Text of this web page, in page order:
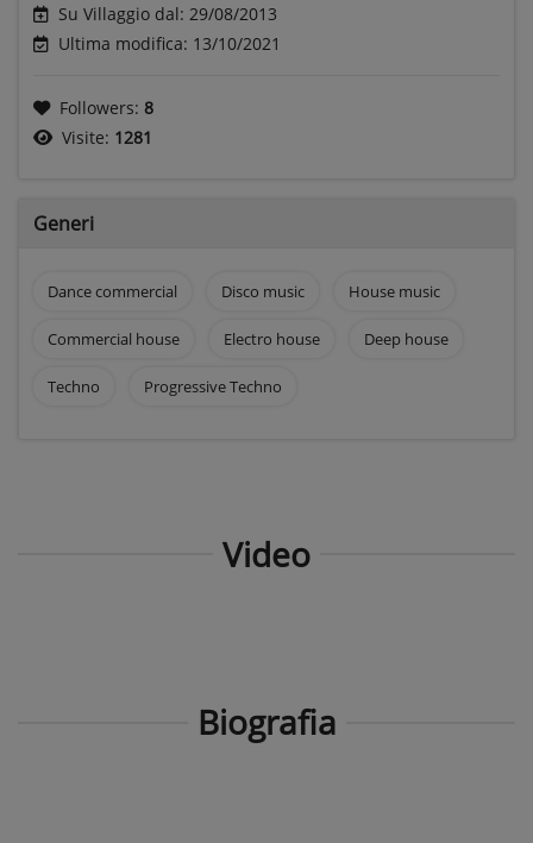
Su Villaggio dal: 29/08/2013
Ultima modifica: 13/10/2021
Followers: 8
Visite: 1281
Generi
Dance commercial Disco music House music
Commercial house Electro house Deep house
Techno Progressive Techno
Video
Biografia